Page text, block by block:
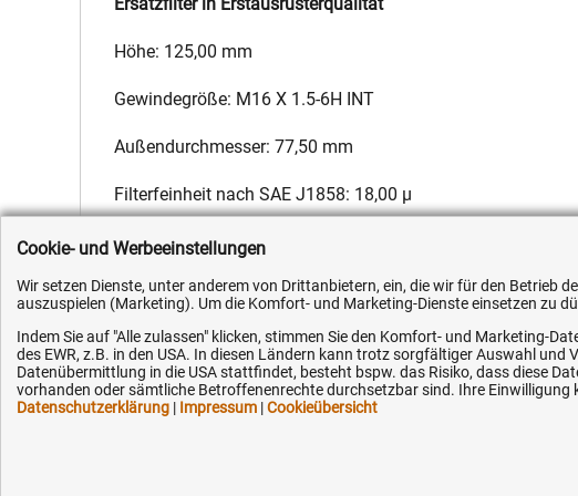
Höhe: 125,00 mm
Gewindegröße: M16 X 1.5-6H INT
Außendurchmesser: 77,50 mm
Filterfeinheit nach SAE J1858: 18,00 µ
Hersteller: Fleetguard
Kundenhotline (Festnetz): Hilfe & Service
Cookie- und Werbeeinstellungen
Wir setzen Dienste, unter anderem von Drittanbietern, ein, die wir für den Betrieb
auszuspielen (Marketing). Um die Komfort- und Marketing-Dienste einsetzen zu
Indem Sie auf "Alle zulassen" klicken, stimmen Sie den Komfort- und Marketing-
des EWR, z.B. in den USA. In diesen Ländern kann trotz sorgfältiger Auswahl
Datenübermittlung in die USA stattfindet, besteht bspw. das Risiko, dass diese
vorhanden oder sämtliche Betroffenenrechte durchsetzbar sind. Ihre Einwilligung
Datenschutzerklärung | Impressum |Cookieübersicht